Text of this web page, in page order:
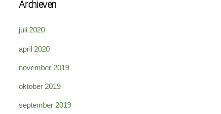
Archieven
juli 2020
april 2020
november 2019
oktober 2019
september 2019